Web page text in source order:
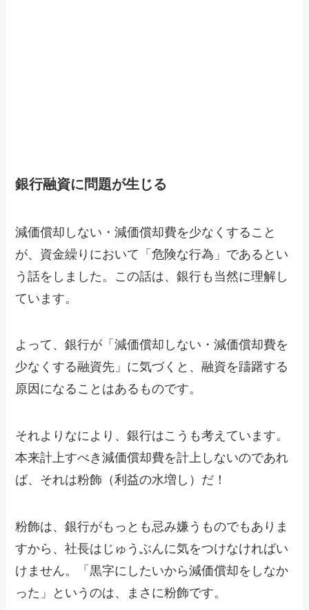
銀行融資に問題が生じる
減価償却しない・減価償却費を少なくすること
が、資金繰りにおいて「危険な行為」であるとい
う話をしました。この話は、銀行も当然に理解し
ています。
よって、銀行が「減価償却しない・減価償却費を
少なくする融資先」に気づくと、融資を躊躇する
原因になることはあるものです。
それよりなにより、銀行はこうも考えています。
本来計上すべき減価償却費を計上しないのであれ
ば、それは粉飾（利益の水増し）だ！
粉飾は、銀行がもっとも忌み嫌うものでもありま
すから、社長はじゅうぶんに気をつけなければい
けません。「黒字にしたいから減価償却をしなか
った」というのは、まさに粉飾です。